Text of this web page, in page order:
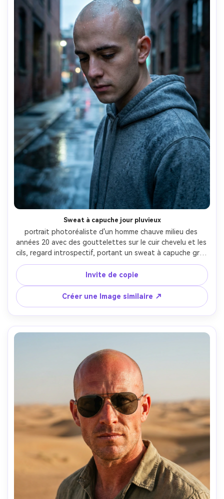
Sweat à capuche jour pluvieux
portrait photoréaliste d'un homme chauve milieu des
années 20 avec des gouttelettes sur le cuir chevelu et les
cils, regard introspectif, portant un sweat à capuche gris,
ruelle pluvieuse avec des reflets de trottoir humide,
lumière ambiante douce fraîche avec un rétroéclairage
subtil, Sony A7R V, 35mm f/1.8, gros plan moyen,
composition légèrement décentrée, ambiance
cinématographique mélancolique, gouttelettes d'eau
réalistes et texture de la peau, haute résolution, mise au
point nette, notation tonique fraîche-AR 4:5
Invite de copie
Créer une Image similaire ↗